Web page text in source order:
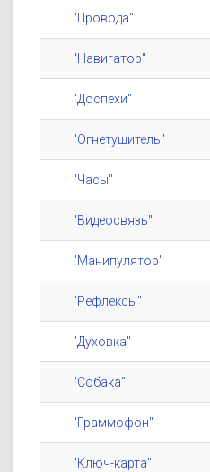
"Провода"
"Навигатор"
"Доспехи"
"Огнетушитель"
"Часы"
"Видеосвязь"
"Манипулятор"
"Рефлексы"
"Духовка"
"Собака"
"Граммофон"
"Ключ-карта"